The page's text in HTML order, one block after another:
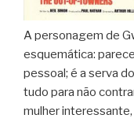
A personagem de
esquemática:
pessoal; é a serva
tudo para não
mulher